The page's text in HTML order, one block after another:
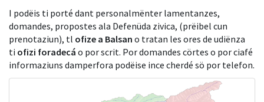
I podëis ti porté dant personalmënter lamentanzes,
domandes, propostes ala Defenüda zivica, (prëibel cun
prenotaziun), tl ofize a Balsan o tratan les ores de udiënza
ti ofizi foradecá o por scrit. Por domandes cörtes o por ciafé
informaziuns damperfora podëise ince cherdé sö por telefon.